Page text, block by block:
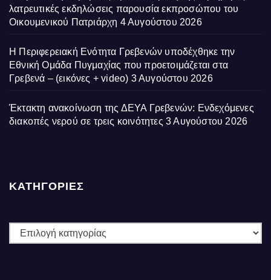
λατρευτικές εκδηλώσεις παρουσία εκπροσώπου του
Οικουμενικού Πατριάρχη 4 Αυγούστου 2026
Η Περιφερειακή Ενότητα Γρεβενών υποδέχθηκε την
Εθνική Ομάδα Πυγμαχίας που προετοιμάζεται στα
Γρεβενά – (εικόνες + video) 3 Αυγούστου 2026
Έκτακτη ανακοίνωση της ΔΕΥΑ Γρεβενών: Ενδεχόμενες
διακοπές νερού σε τρεις κοινότητες 3 Αυγούστου 2026
ΚΑΤΗΓΟΡΙΕΣ
ΚΑΤΗΓΟΡΙΕΣ